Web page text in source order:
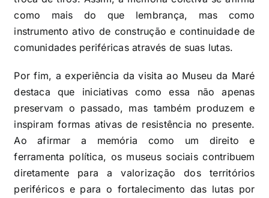
como mais do que lembrança, mas como
instrumento ativo de construção e continuidade de
comunidades periféricas através de suas lutas.
Por fim, a experiência da visita ao Museu da Maré
destaca que iniciativas como essa não apenas
preservam o passado, mas também produzem e
inspiram formas ativas de resistência no presente.
Ao afirmar a memória como um direito e
ferramenta política, os museus sociais contribuem
diretamente para a valorização dos territórios
periféricos e para o fortalecimento das lutas por